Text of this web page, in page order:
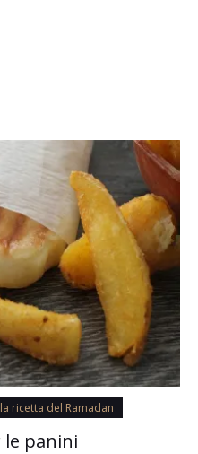
ricetta del Ramadan
le panini